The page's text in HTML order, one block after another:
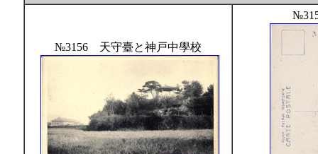
№3156 天守臺と神戸中學校